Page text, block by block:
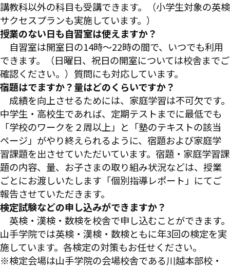
講教科以外の科目も受講できます。（小学生対象の英検
サクセスプランも実施しています。）
授業のない日も自習室は使えますか？
自習室は開室日の14時～22時の間で、いつでも利用
できます。（日曜日、祝日の開室については校舎までご
確認ください。）質問にも対応しています。
宿題はでますか？量はどのくらいですか？
成績を向上させるためには、家庭学習は不可欠です。
中学生・高校生であれば、定期テストまでに最低でも
「学校のワークを２周以上」と「塾のテキストの該当
ページ」がやり終えられるように、宿題および家庭学
習課題を出させていただいています。宿題・家庭学習課
題の内容、量、お子さまの取り組み状況などは、授業
ごとにお渡しいたします「個別指導レポート」にてご
報告させていただきます。
検定試験などの申し込みができますか？
英検・漢検・数検を校舎で申し込むことができます。
山手学院では英検・漢検・数検ともに年3回の検定を実
施しています。各検定の対策もお任せください。
※検定会場は山手学院の会場校舎である川越本部校・